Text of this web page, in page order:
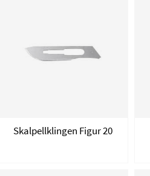
Skalpellklingen Figur 20